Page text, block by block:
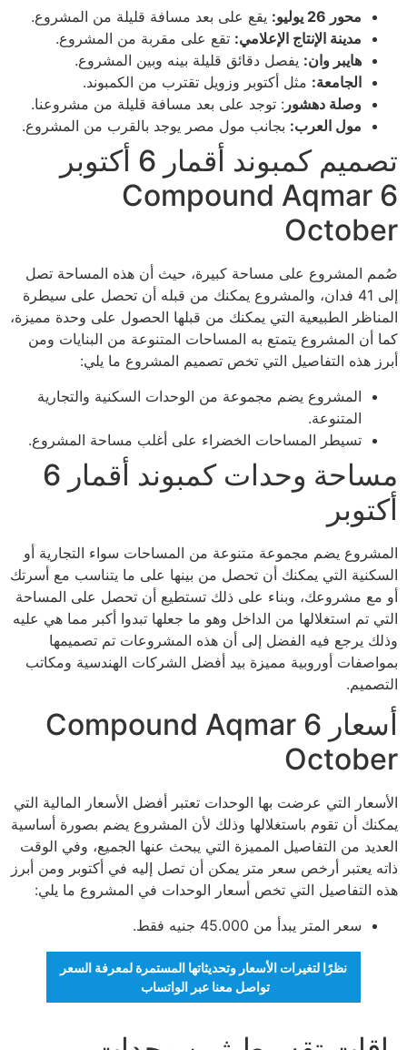
محور 26 يوليو:
يقع على بعد مسافة قليلة من المشروع.
مدينة الإنتاج الإعلامي: تقع على مقربة من المشروع.
هايبر وان: يفصل دقائق قليلة بينه وبين المشروع.
الجامعة: مثل أكتوبر وزويل تقترب من الكمبوند.
وصلة دهشور : توجد على بعد مسافة قليلة من مشروعنا.
مول العرب: بجانب مول مصر يوجد بالقرب من المشروع.
تصميم كمبوند أقمار 6 أكتوبر
Compound Aqmar 6
October
صُمم المشروع على مساحة كبيرة، حيث أن هذه المساحة تصل
إلى 41 فدان، والمشروع يمكنك من قبله أن تحصل على سيطرة
المناظر الطبيعية التي يمكنك من قبلها الحصول على وحدة مميزة،
كما أن المشروع يتمتع به المساحات المتنوعة من البنايات ومن
أبرز هذه التفاصيل التي تخص تصميم المشروع ما يلي:
المشروع يضم مجموعة من الوحدات السكنية والتجارية
المتنوعة.
تسيطر المساحات الخضراء على أغلب مساحة المشروع.
مساحة وحدات كمبوند أقمار 6
أكتوبر
المشروع يضم مجموعة متنوعة من المساحات سواء التجارية أو
السكنية التي يمكنك أن تحصل من بينها على ما يتناسب مع أسرتك
أو مع مشروعك، وبناء على ذلك تستطيع أن تحصل على المساحة
التي تم استغلالها من الداخل وهو ما جعلها تبدوا أكبر مما هي عليه
وذلك يرجع فيه الفضل إلى أن هذه المشروعات تم تصميمها
بمواصفات أوروبية مميزة بيد أفضل الشركات الهندسية ومكاتب
التصميم.
أسعار Compound Aqmar 6
October
الأسعار التي عرضت بها الوحدات تعتبر أفضل الأسعار المالية التي
يمكنك أن تقوم باستغلالها وذلك لأن المشروع يضم بصورة أساسية
العديد من التفاصيل المميزة التي يبحث عنها الجميع، وفي الوقت
ذاته يعتبر أرخص سعر متر يمكن أن تصل إليه في أكتوبر ومن أبرز
هذه التفاصيل التي تخص أسعار الوحدات في المشروع ما يلي:
سعر المتر يبدأ من 45.000 جنيه فقط.
نظرًا لتغيرات الأسعار وتحديثاتها المستمرة لمعرفة السعر
تواصل معنا عبر الواتساب